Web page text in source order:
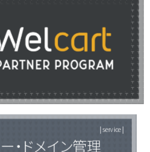
| service |
・ドメイン管理